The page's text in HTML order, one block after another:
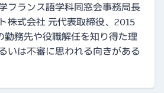
フランス語学科同窓会事務局長
株式会社 元代表取締役、2015
勤務先や役職解任を知り得た理
いは不審に思われる向きがある